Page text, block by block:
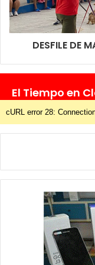
DESFILE DE
El Tiempo en
cURL error 28: